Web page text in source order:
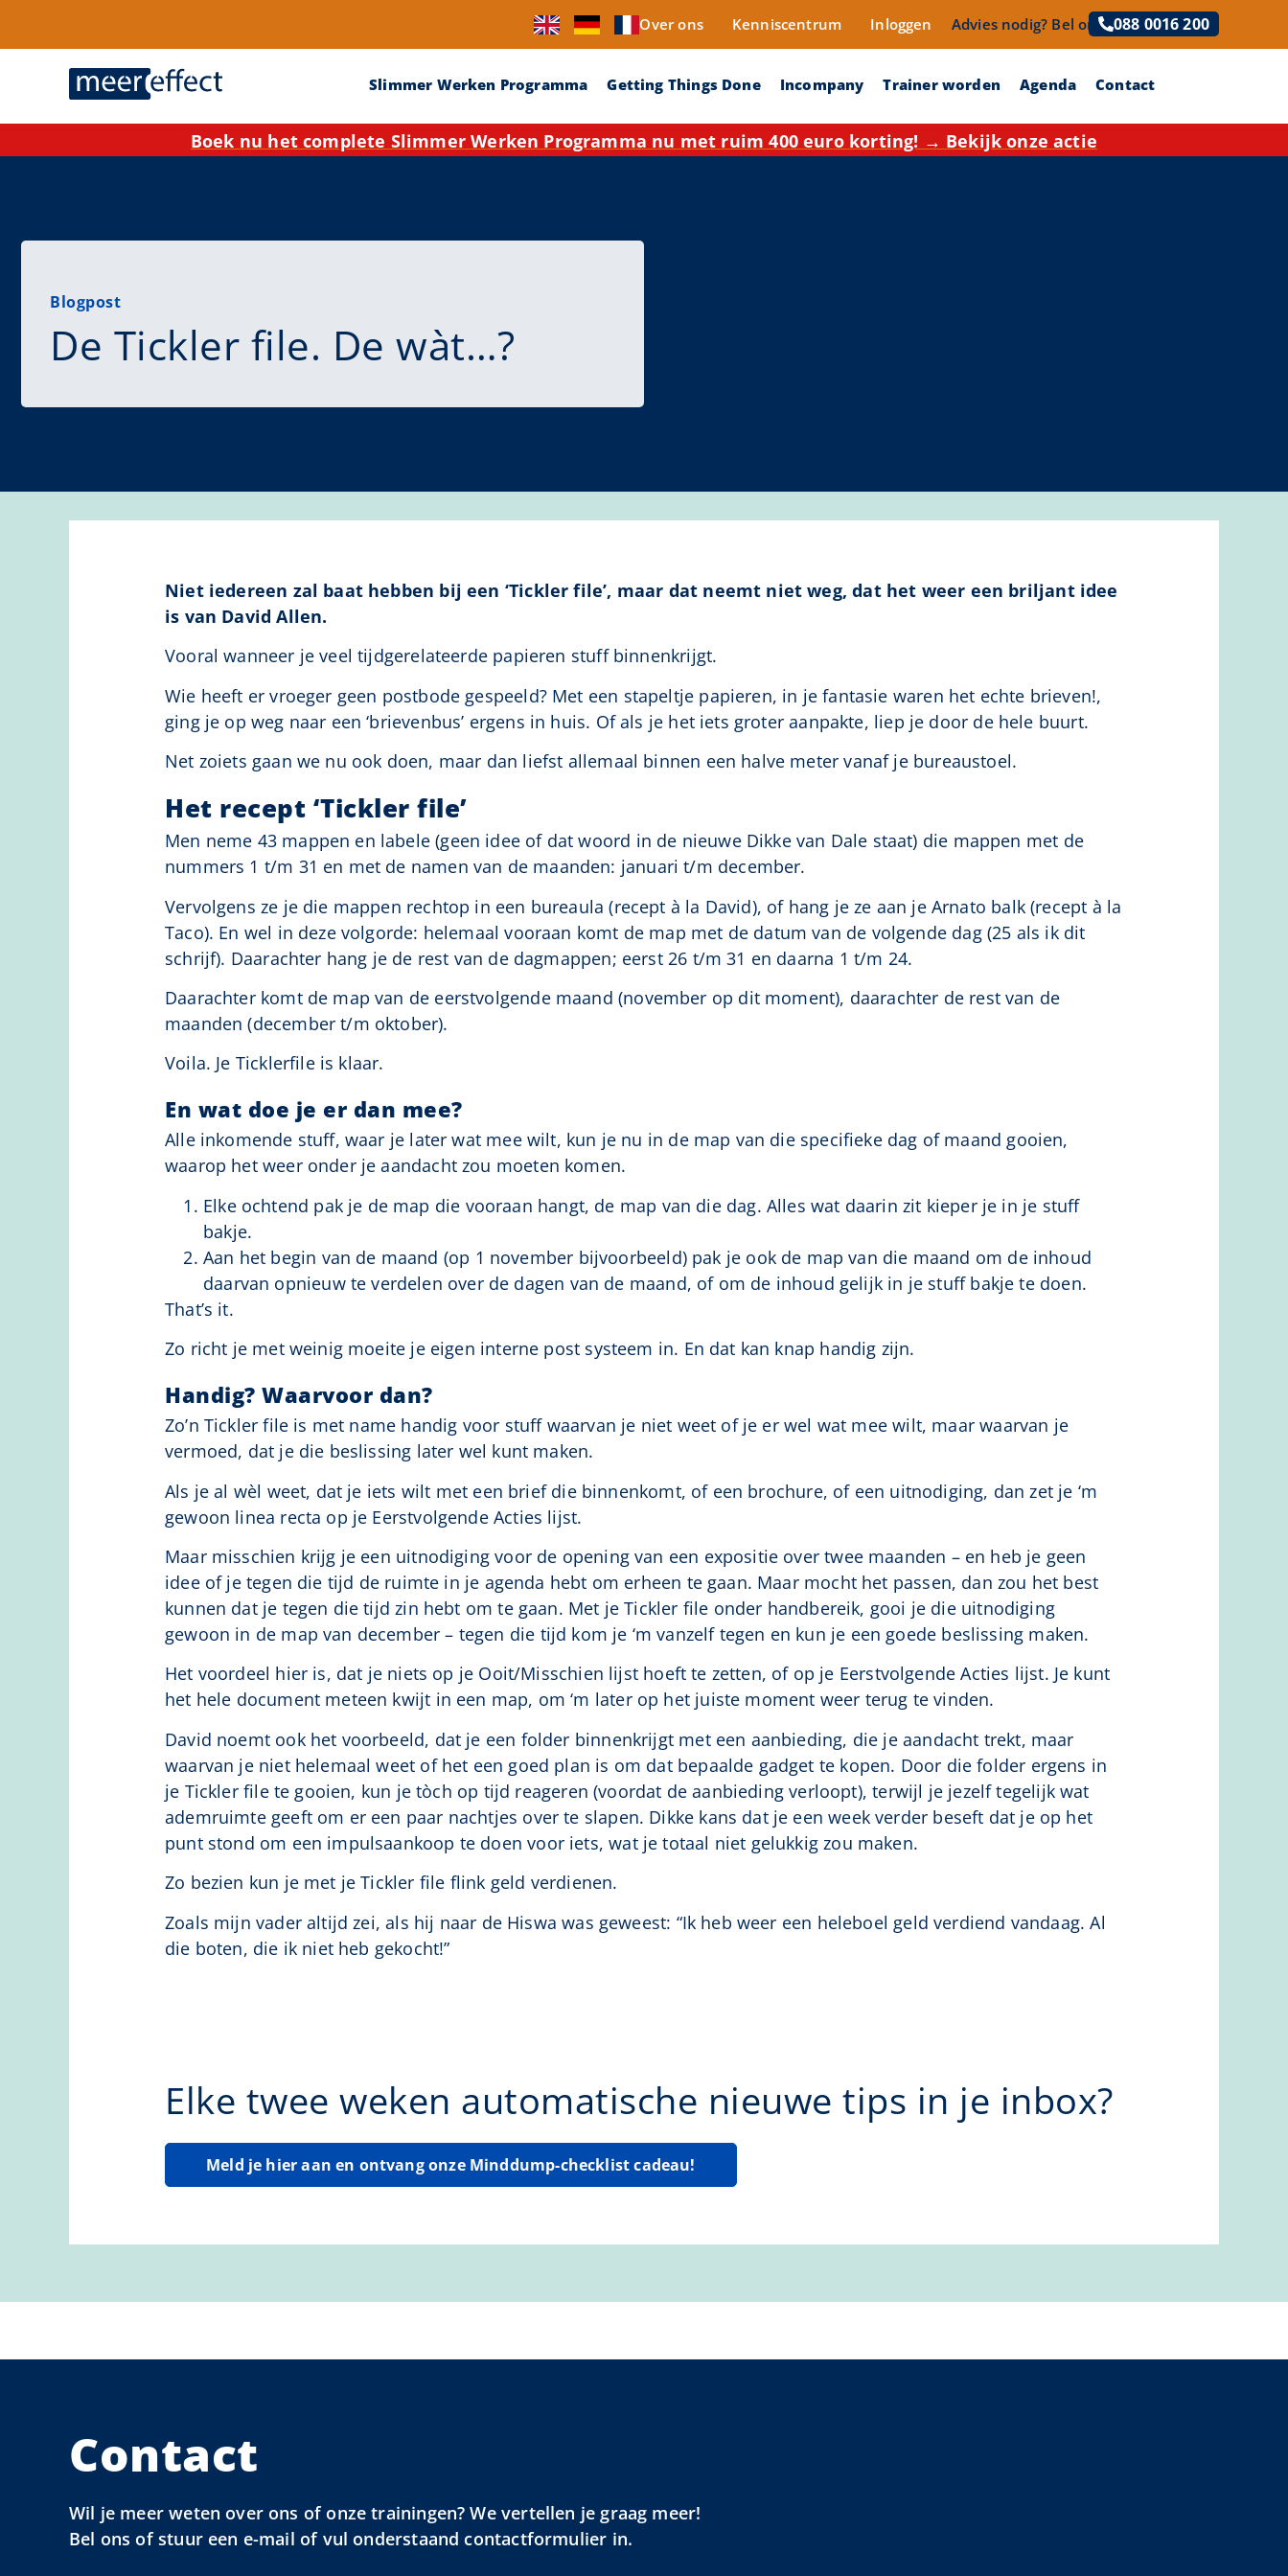
Over ons Kenniscentrum Inloggen Advies nodig? Bel ons! 088 0016 200
Slimmer Werken Programma Getting Things Done Incompany Trainer worden Agenda Contact
Boek nu het complete Slimmer Werken Programma nu met ruim 400 euro korting! → Bekijk onze actie
Blogpost
De Tickler file. De wàt…?
Niet iedereen zal baat hebben bij een ‘Tickler file’, maar dat neemt niet weg, dat het weer een briljant idee
is van David Allen.
Vooral wanneer je veel tijdgerelateerde papieren stuff binnenkrijgt.
Wie heeft er vroeger geen postbode gespeeld? Met een stapeltje papieren, in je fantasie waren het echte brieven!,
ging je op weg naar een ‘brievenbus’ ergens in huis. Of als je het iets groter aanpakte, liep je door de hele buurt.
Net zoiets gaan we nu ook doen, maar dan liefst allemaal binnen een halve meter vanaf je bureaustoel.
Het recept ‘Tickler file’
Men neme 43 mappen en labele (geen idee of dat woord in de nieuwe Dikke van Dale staat) die mappen met de
nummers 1 t/m 31 en met de namen van de maanden: januari t/m december.
Vervolgens ze je die mappen rechtop in een bureaula (recept à la David), of hang je ze aan je Arnato balk (recept à la
Taco). En wel in deze volgorde: helemaal vooraan komt de map met de datum van de volgende dag (25 als ik dit
schrijf). Daarachter hang je de rest van de dagmappen; eerst 26 t/m 31 en daarna 1 t/m 24.
Daarachter komt de map van de eerstvolgende maand (november op dit moment), daarachter de rest van de
maanden (december t/m oktober).
Voila. Je Ticklerfile is klaar.
En wat doe je er dan mee?
Alle inkomende stuff, waar je later wat mee wilt, kun je nu in de map van die specifieke dag of maand gooien,
waarop het weer onder je aandacht zou moeten komen.
Elke ochtend pak je de map die vooraan hangt, de map van die dag. Alles wat daarin zit kieper je in je stuff
bakje.
Aan het begin van de maand (op 1 november bijvoorbeeld) pak je ook de map van die maand om de inhoud
daarvan opnieuw te verdelen over de dagen van de maand, of om de inhoud gelijk in je stuff bakje te doen.
That’s it.
Zo richt je met weinig moeite je eigen interne post systeem in. En dat kan knap handig zijn.
Handig? Waarvoor dan?
Zo’n Tickler file is met name handig voor stuff waarvan je niet weet of je er wel wat mee wilt, maar waarvan je
vermoed, dat je die beslissing later wel kunt maken.
Als je al wèl weet, dat je iets wilt met een brief die binnenkomt, of een brochure, of een uitnodiging, dan zet je ‘m
gewoon linea recta op je Eerstvolgende Acties lijst.
Maar misschien krijg je een uitnodiging voor de opening van een expositie over twee maanden – en heb je geen
idee of je tegen die tijd de ruimte in je agenda hebt om erheen te gaan. Maar mocht het passen, dan zou het best
kunnen dat je tegen die tijd zin hebt om te gaan. Met je Tickler file onder handbereik, gooi je die uitnodiging
gewoon in de map van december – tegen die tijd kom je ‘m vanzelf tegen en kun je een goede beslissing maken.
Het voordeel hier is, dat je niets op je Ooit/Misschien lijst hoeft te zetten, of op je Eerstvolgende Acties lijst. Je kunt
het hele document meteen kwijt in een map, om ‘m later op het juiste moment weer terug te vinden.
David noemt ook het voorbeeld, dat je een folder binnenkrijgt met een aanbieding, die je aandacht trekt, maar
waarvan je niet helemaal weet of het een goed plan is om dat bepaalde gadget te kopen. Door die folder ergens in
je Tickler file te gooien, kun je tòch op tijd reageren (voordat de aanbieding verloopt), terwijl je jezelf tegelijk wat
ademruimte geeft om er een paar nachtjes over te slapen. Dikke kans dat je een week verder beseft dat je op het
punt stond om een impulsaankoop te doen voor iets, wat je totaal niet gelukkig zou maken.
Zo bezien kun je met je Tickler file flink geld verdienen.
Zoals mijn vader altijd zei, als hij naar de Hiswa was geweest: “Ik heb weer een heleboel geld verdiend vandaag. Al
die boten, die ik niet heb gekocht!”
Elke twee weken automatische nieuwe tips in je inbox?
Meld je hier aan en ontvang onze Minddump-checklist cadeau!
Contact
Wil je meer weten over ons of onze trainingen? We vertellen je graag meer!
Bel ons of stuur een e-mail of vul onderstaand contactformulier in.